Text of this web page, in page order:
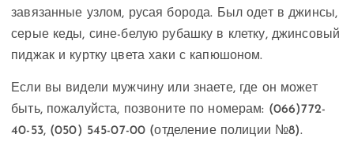
завязанные узлом, русая борода. Был одет в джинсы,
серые кеды, сине-белую рубашку в клетку, джинсовый
пиджак и куртку цвета хаки с капюшоном.
Если вы видели мужчину или знаете, где он может
быть, пожалуйста, позвоните по номерам: (066)772-
40-53, (050) 545-07-00 (отделение полиции №8).